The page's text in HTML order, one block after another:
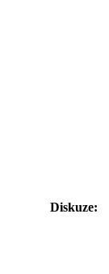
Diskuze: